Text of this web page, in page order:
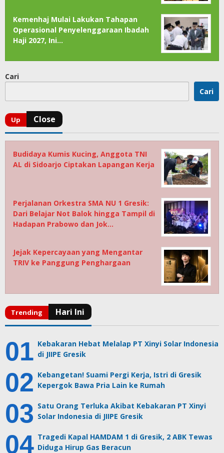
Kemenhaj Mulai Lakukan Tahapan
Operasional Penyelenggaraan Ibadah
Haji 2027, Ini…
Cari
Cari
Budidaya Kumis Kucing, Anggota TNI
AL di Sidoarjo Ciptakan Lapangan Kerja
Perjalanan Orkestra SMA NU 1 Gresik:
Dari Belajar Not Balok hingga Tampil di
Hadapan Prabowo dan Jok…
Jejak Kepercayaan yang Mengantar
TRIV ke Panggung Penghargaan
Kebakaran Hebat Melalap PT Xinyi Solar Indonesia
di JIIPE Gresik
Kebangetan! Suami Pergi Kerja, Istri di Gresik
Kepergok Bawa Pria Lain ke Rumah
Satu Orang Terluka Akibat Kebakaran PT Xinyi
Solar Indonesia di JIIPE Gresik
Tragedi Kapal HAMDAM 1 di Gresik, 2 ABK Tewas
Diduga Hirup Gas Beracun